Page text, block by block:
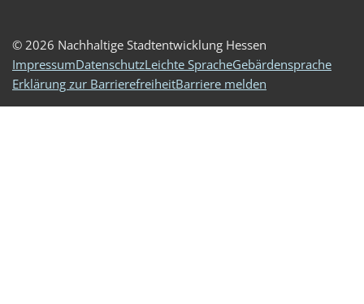
© 2026 Nachhaltige Stadtentwicklung Hessen
ImpressumDatenschutzLeichte SpracheGebärdensprache
Erklärung zur BarrierefreiheitBarriere melden